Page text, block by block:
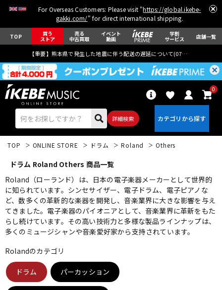
For Overseas Customers: Please visit "https://global.ikebe-
gakki.com/" for direct international shipping.
TOP 買う
ストア
売る
中古買取
イベント
動画
学割
サービス 店舗一覧
【重要】熊本県で発生した地震に伴う配送の遅延について(07月29日
詳細検索
0
エレキギター アコギ/エレアコ
ベース ウクレレ
ドラム
TOP ONLINE STORE ドラム Roland Others
ドラム Roland Others 商品一覧
Roland（ローランド）は、日本の電子楽器メーカーとして世界的
に知られています。シンセサイザー、電子ドラム、電子ピアノな
ど、数多くの革新的な楽器を開発し、音楽業界に大きな影響を与え
てきました。電子楽器のパイオニアとして、音楽業界に革新をもた
らし続けています。その高い技術力と多様な製品ラインナップは、
多くのミュージシャンや音楽愛好家から支持されています。
Rolandのカテゴリ
ドラム パーカッション